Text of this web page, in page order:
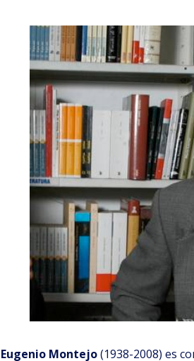
Eugenio Montejo(1938-2008) es